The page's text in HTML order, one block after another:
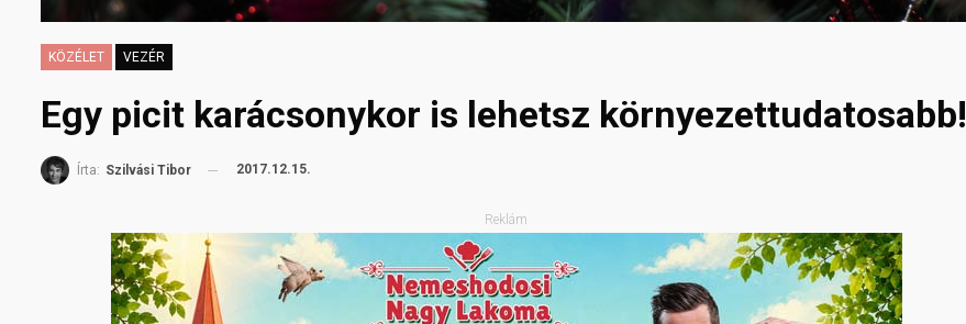
KÖZÉLET VEZÉR
Egy picit karácsonykor is lehetsz környezettudatosabb!
Írta: Szilvási Tibor 2017.12.15.
Reklám